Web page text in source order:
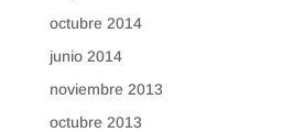
octubre 2014
junio 2014
noviembre 2013
octubre 2013